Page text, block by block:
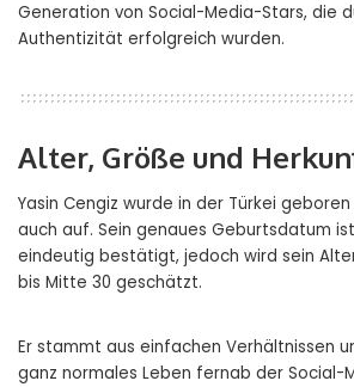
Generation von Social-Media-Stars, die
Authentizität erfolgreich wurden.
Alter, Größe und
Yasin Cengiz wurde in der Türkei
auch auf. Sein genaues Geburtsdatum
eindeutig bestätigt, jedoch wird sein
bis Mitte 30 geschätzt.
Er stammt aus einfachen Verhältnissen
ganz normales Leben fernab der Social-